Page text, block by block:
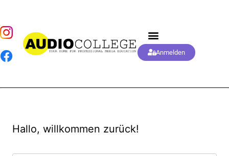
Anmelden
Hallo, willkommen zurück!